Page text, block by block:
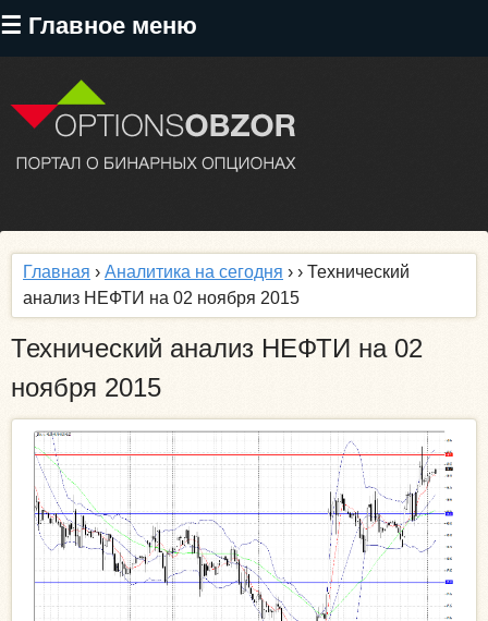
☰ Главное меню
Перейти
содержанию
Главная › Аналитика на сегодня › › Технический
анализ НЕФТИ на 02 ноября 2015
Технический анализ НЕФТИ на 02
ноября 2015